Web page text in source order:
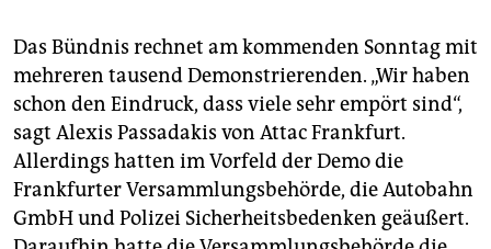
Das Bündnis rechnet am kommenden Sonntag mit
mehreren tausend Demonstrierenden. „Wir haben
schon den Eindruck, dass viele sehr empört sind“,
sagt Alexis Passadakis von Attac Frankfurt.
Allerdings hatten im Vorfeld der Demo die
Frankfurter Versammlungsbehörde, die Autobahn
GmbH und Polizei Sicherheitsbedenken geäußert.